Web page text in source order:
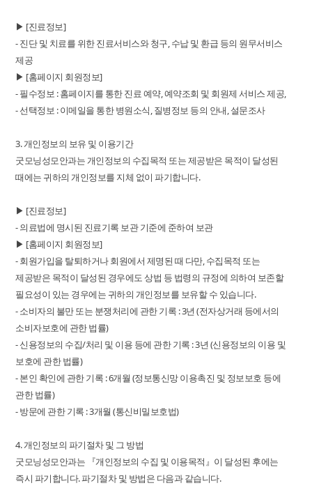
▶ [진료정보]
- 진단 및 치료를 위한 진료서비스와 청구, 수납 및 환급 등의 원무서비스
제공
▶ [홈페이지 회원정보]
- 필수정보 : 홈페이지를 통한 진료 예약, 예약조회 및 회원제 서비스 제공,
- 선택정보 : 이메일을 통한 병원소식, 질병정보 등의 안내, 설문조사
3. 개인정보의 보유 및 이용기간
굿모닝성모안과는 개인정보의 수집목적 또는 제공받은 목적이 달성된
때에는 귀하의 개인정보를 지체 없이 파기합니다.
▶ [진료정보]
- 의료법에 명시된 진료기록 보관 기준에 준하여 보관
▶ [홈페이지 회원정보]
- 회원가입을 탈퇴하거나 회원에서 제명된 때 다만, 수집목적 또는
제공받은 목적이 달성된 경우에도 상법 등 법령의 규정에 의하여 보존할
필요성이 있는 경우에는 귀하의 개인정보를 보유할 수 있습니다.
- 소비자의 불만 또는 분쟁처리에 관한 기록 : 3년 (전자상거래 등에서의
소비자보호에 관한 법률)
- 신용정보의 수집/처리 및 이용 등에 관한 기록 : 3년 (신용정보의 이용 및
보호에 관한 법률)
- 본인 확인에 관한 기록 : 6개월 (정보통신망 이용촉진 및 정보보호 등에
관한 법률)
- 방문에 관한 기록 : 3개월 (통신비밀보호법)
4. 개인정보의 파기절차 및 그 방법
굿모닝성모안과는 『개인정보의 수집 및 이용목적』이 달성된 후에는
즉시 파기합니다. 파기절차 및 방법은 다음과 같습니다.